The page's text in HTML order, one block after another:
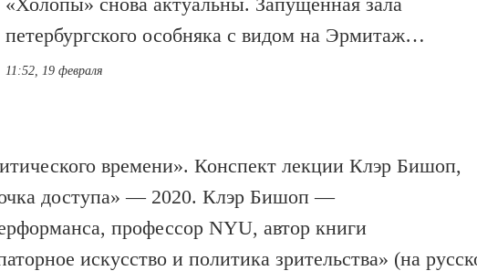
петербургского особняка с видом на Эрмитаж…
11:52, 19 февраля
времени». Конспект лекции Клэр Бишоп,
доступа» — 2020. Клэр Бишоп —
профессор NYU, автор книги
искусство и политика зрительства» (на